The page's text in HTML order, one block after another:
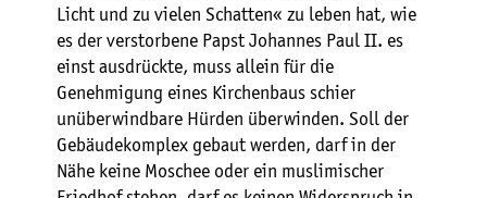
Licht und zu vielen Schatten« zu leben hat, wie
es der verstorbene Papst Johannes Paul II. es
einst ausdrückte, muss allein für die
Genehmigung eines Kirchenbaus schier
unüberwindbare Hürden überwinden. Soll der
Gebäudekomplex gebaut werden, darf in der
Nähe keine Moschee oder ein muslimischer